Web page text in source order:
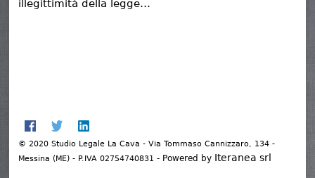
illegittimità della legge…
© 2020 Studio Legale La Cava - Via Tommaso Cannizzaro, 134 -
Messina (ME) - P.IVA 02754740831 - Powered by Iteranea srl